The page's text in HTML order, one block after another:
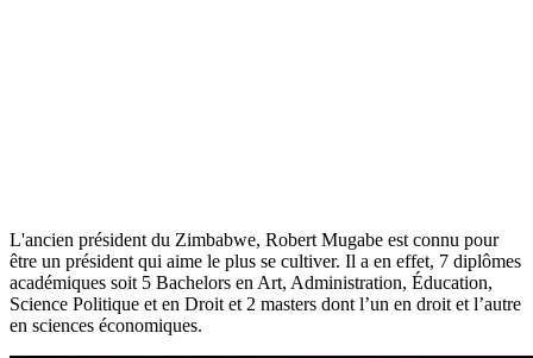
L'ancien président du Zimbabwe, Robert Mugabe est connu pour
être un président qui aime le plus se cultiver. Il a en effet, 7 diplômes
académiques soit 5 Bachelors en Art, Administration, Éducation,
Science Politique et en Droit et 2 masters dont l’un en droit et l’autre
en sciences économiques.